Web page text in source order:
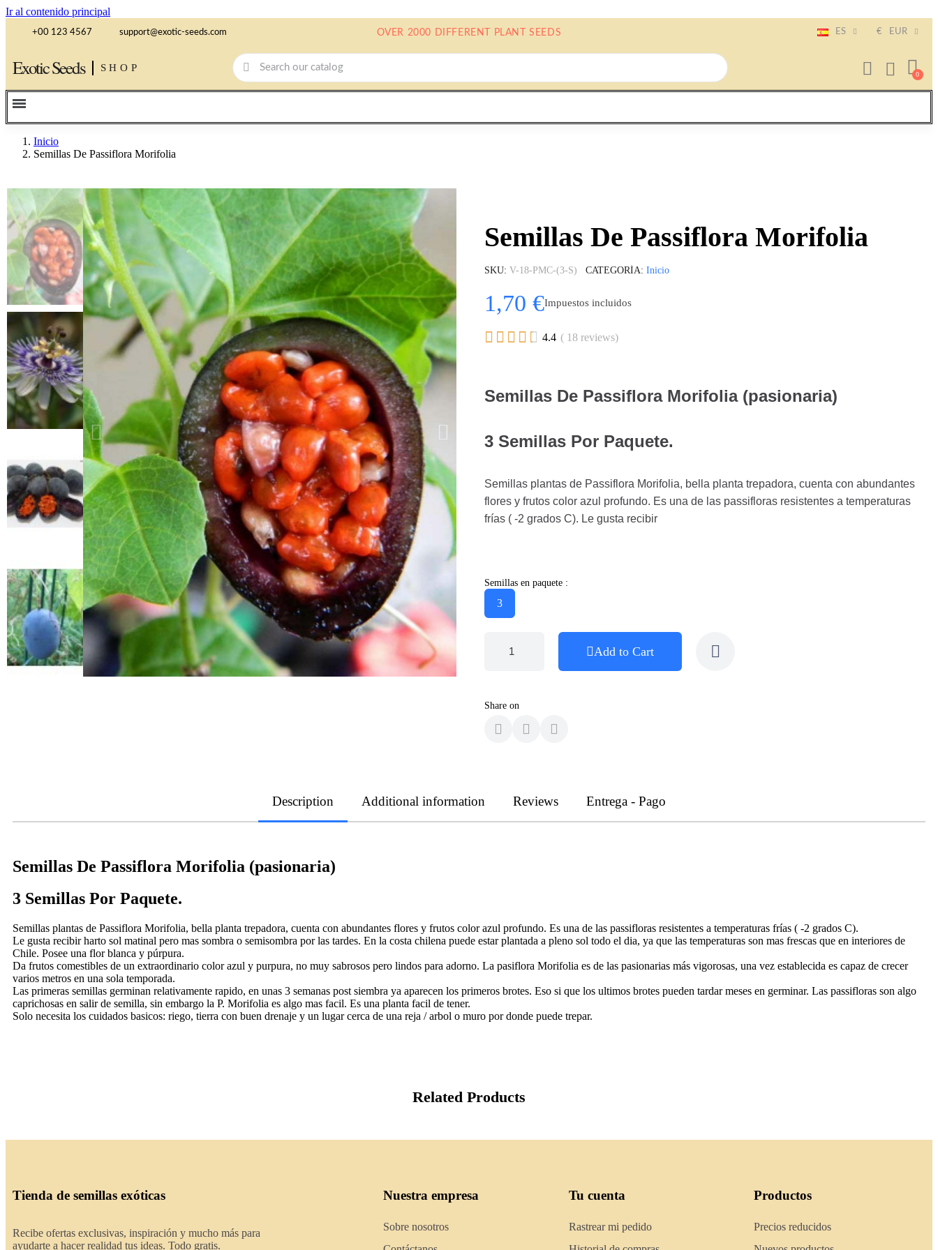
Ir al contenido principal
+00 123 4567 support@exotic-seeds.com OVER 2000 DIFFERENT PLANT SEEDS ES € EUR
Exotic Seeds SHOP
Inicio
Semillas De Passiflora Morifolia
Semillas De Passiflora Morifolia
SKU V-18-PMC-(3-S) CATEGORÍA Inicio
1,70 €Impuestos incluidos
     4.4 ( 18 reviews)
Semillas De Passiflora Morifolia (pasionaria)
3 Semillas Por Paquete.
Semillas plantas de Passiflora Morifolia, bella planta trepadora, cuenta con abundantes
flores y frutos color azul profundo. Es una de las passifloras resistentes a temperaturas
frías ( -2 grados C). Le gusta recibir
Semillas en paquete :
3
Add to Cart
Share on
Description Additional information Reviews Entrega - Pago
Semillas De Passiflora Morifolia (pasionaria)
3 Semillas Por Paquete.
Semillas plantas de Passiflora Morifolia, bella planta trepadora, cuenta con abundantes flores y frutos color azul profundo. Es una de las passifloras resistentes a temperaturas frías ( -2 grados C).
Le gusta recibir harto sol matinal pero mas sombra o semisombra por las tardes. En la costa chilena puede estar plantada a pleno sol todo el dia, ya que las temperaturas son mas frescas que en interiores de
Chile. Posee una flor blanca y púrpura.
Da frutos comestibles de un extraordinario color azul y purpura, no muy sabrosos pero lindos para adorno. La pasiflora Morifolia es de las pasionarias más vigorosas, una vez establecida es capaz de crecer
varios metros en una sola temporada.
Las primeras semillas germinan relativamente rapido, en unas 3 semanas post siembra ya aparecen los primeros brotes. Eso si que los ultimos brotes pueden tardar meses en germinar. Las passifloras son algo
caprichosas en salir de semilla, sin embargo la P. Morifolia es algo mas facil. Es una planta facil de tener.
Solo necesita los cuidados basicos: riego, tierra con buen drenaje y un lugar cerca de una reja / arbol o muro por donde puede trepar.
Related Products
Tienda de semillas exóticas
Recibe ofertas exclusivas, inspiración y mucho más para
ayudarte a hacer realidad tus ideas. Todo gratis.
Nuestra empresa
Sobre nosotros
Tu cuenta
Rastrear mi pedido
Productos
Precios reducidos